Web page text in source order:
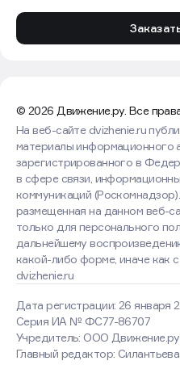
© 2026 Движение.ру. Все
Дата регистрации: 26 января
Серия ИА № ФС77-86707
Учредитель: ООО Движение.ру
Главный редактор:
На веб-сайте dvizhenie.ru
материалы информационного
зарегистрированного в
в сфере связи,
коммуникаций
размещенная на данном веб-
только для персонального
дальнейшему
какой-либо форме, иначе как
dvizhenie.ru